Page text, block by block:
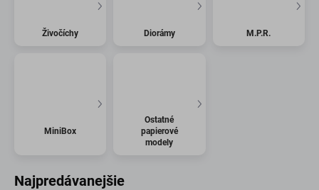
Živočíchy Diorámy M.P.R.
MiniBox
Ostatné
papierové
modely
Najpredávanejšie